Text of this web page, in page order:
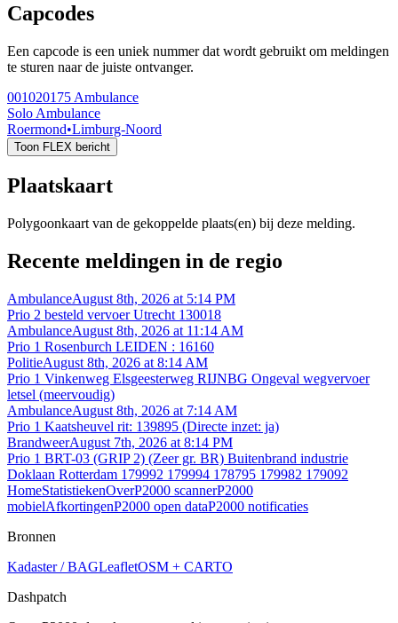
Capcodes
Een capcode is een uniek nummer dat wordt gebruikt om meldingen
te sturen naar de juiste ontvanger.
001020175 Ambulance
Solo Ambulance
Roermond•Limburg-Noord
Toon FLEX bericht
Plaatskaart
Polygoonkaart van de gekoppelde plaats(en) bij deze melding.
Recente meldingen in de regio
AmbulanceAugust 8th, 2026 at 5:14 PM
Prio 2 besteld vervoer Utrecht 130018
AmbulanceAugust 8th, 2026 at 11:14 AM
Prio 1 Rosenburch LEIDEN : 16160
PolitieAugust 8th, 2026 at 8:14 AM
Prio 1 Vinkenweg Elsgeesterweg RIJNBG Ongeval wegvervoer
letsel (meervoudig)
AmbulanceAugust 8th, 2026 at 7:14 AM
Prio 1 Kaatsheuvel rit: 139895 (Directe inzet: ja)
BrandweerAugust 7th, 2026 at 8:14 PM
Prio 1 BRT-03 (GRIP 2) (Zeer gr. BR) Buitenbrand industrie
Doklaan Rotterdam 179992 179994 178795 179982 179092
HomeStatistiekenOverP2000 scannerP2000
mobielAfkortingenP2000 open dataP2000 notificaties
Bronnen
Kadaster / BAGLeafletOSM + CARTO
Dashpatch